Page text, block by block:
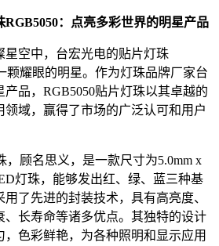
RGB5050：点亮多彩世界的明星产品
星空中，台宏光电的贴片灯珠
颗耀眼的明星。作为灯珠品牌厂家台
产品，RGB5050贴片灯珠以其卓越的
领域，赢得了市场的广泛认可和用户
，顾名思义，是一款尺寸为5.0mm x
灯珠，能够发出红、绿、蓝三种基
了先进的封装技术，具有高亮度、
、长寿命等诸多优点。其独特的设计
，色彩鲜艳，为各种照明和显示应用